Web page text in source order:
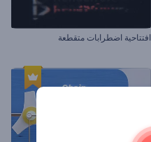
افتتاحية اضطرابات متقطعة